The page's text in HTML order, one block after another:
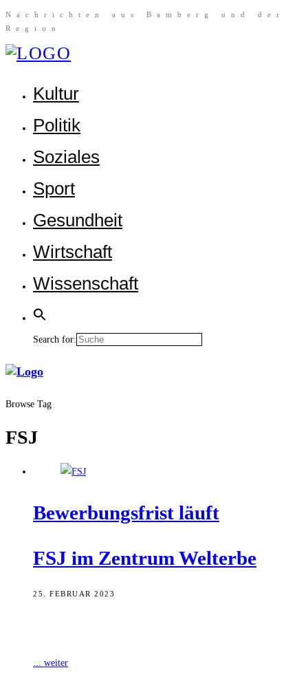
Nach­rich­ten aus Bam­berg und der
Region
Kul­tur
Poli­tik
Sozia­les
Sport
Gesund­heit
Wirt­schaft
Wis­sen­schaft
Search for:
Browse Tag
FSJ
Bewer­bungs­frist läuft
FSJ im Zen­trum Welterbe
25. FEBRUAR 2023
... weiter